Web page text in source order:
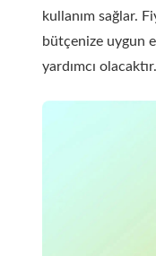
kullanım sağlar.
bütçenize uygun
yardımcı olacaktır.